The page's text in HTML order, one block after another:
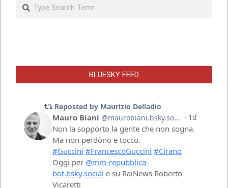
Search
BLUESKY FEED